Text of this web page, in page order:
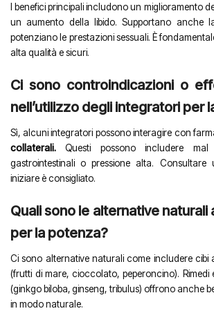
I benefici principali includono un miglioramento
un aumento della libido. Supportano anche
potenziano le prestazioni sessuali. È
alta qualità e sicuri.
Ci sono controindicazioni o
nell’utilizzo degli integratori per
Sì, alcuni integratori possono interagire con
collaterali. Questi possono includere
gastrointestinali o pressione alta.
iniziare è consigliato.
Quali sono le alternative naturali
per la potenza?
Ci sono alternative naturali come includere cibi
(frutti di mare, cioccolato, peperoncino). Rimedi
(ginkgo biloba, ginseng, tribulus) offrono anche
in modo naturale.